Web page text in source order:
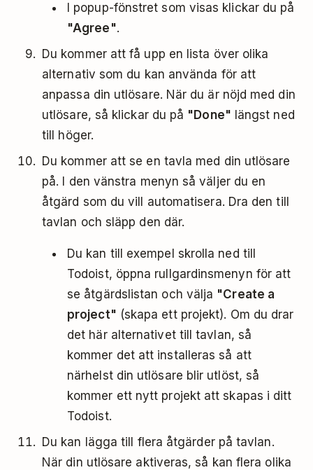
I popup-fönstret som visas klickar du på
"Agree".
Du kommer att få upp en lista över olika
alternativ som du kan använda för att
anpassa din utlösare. När du är nöjd med din
utlösare, så klickar du på "Done" längst ned
till höger.
Du kommer att se en tavla med din utlösare
på. I den vänstra menyn så väljer du en
åtgärd som du vill automatisera. Dra den till
tavlan och släpp den där.
Du kan till exempel skrolla ned till
Todoist, öppna rullgardinsmenyn för att
se åtgärdslistan och välja "Create a
project" (skapa ett projekt). Om du drar
det här alternativet till tavlan, så
kommer det att installeras så att
närhelst din utlösare blir utlöst, så
kommer ett nytt projekt att skapas i ditt
Todoist.
Du kan lägga till flera åtgärder på tavlan.
När din utlösare aktiveras, så kan flera olika